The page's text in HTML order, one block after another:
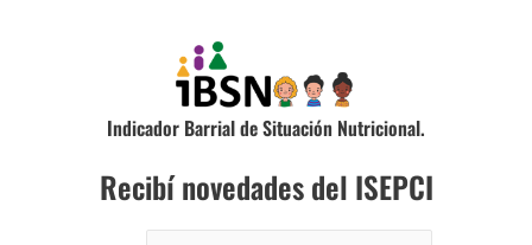
Indicador Barrial de Situación Nutricional.
Recibí novedades del ISEPCI